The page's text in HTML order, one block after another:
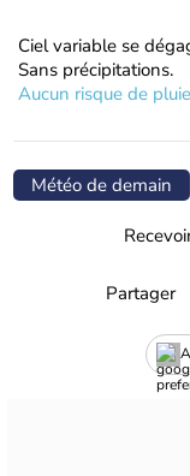
Ciel variable se
Sans précipitations.
Aucun risque de pluie
Météo de demain
Partager